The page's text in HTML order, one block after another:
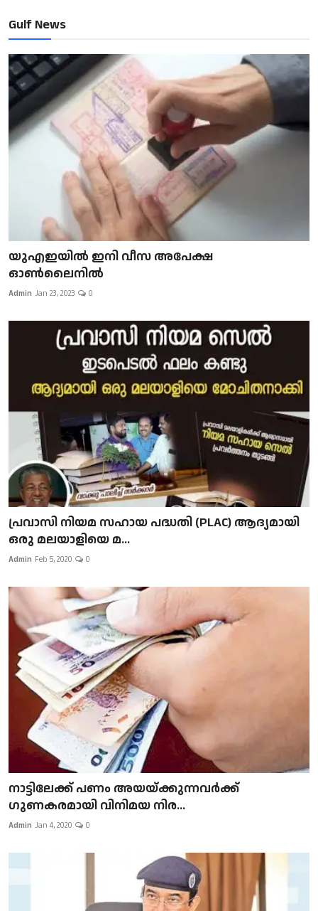
Gulf News
യുഎഇയിൽ ഇനി വീസ അപേക്ഷ
ഓൺലൈനിൽ
Admin Jan 23, 2023 0
പ്രവാസി നിയമ സഹായ പദ്ധതി (PLAC) ആദ്യമായി
ഒരു മലയാളിയെ മ...
Admin Feb 5, 2020 0
നാട്ടിലേക്ക് പണം അയയ്ക്കുന്നവർക്ക്
ഗുണകരമായി വിനിമയ നിര...
Admin Jan 4, 2020 0